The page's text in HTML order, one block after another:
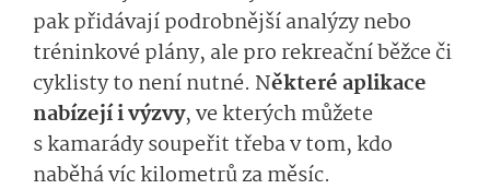
pak přidávají podrobnější analýzy nebo
tréninkové plány, ale pro rekreační běžce či
cyklisty to není nutné. Některé aplikace
nabízejí i výzvy, ve kterých můžete
s kamarády soupeřit třeba v tom, kdo
naběhá víc kilometrů za měsíc.